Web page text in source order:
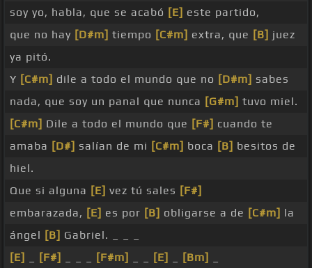
soy yo, habla, que se acabó [E] este partido,
que no hay [D#m] tiempo [C#m] extra, que [B] juez
ya pitó.
Y [C#m] dile a todo el mundo que no [D#m] sabes
nada, que soy un panal que nunca [G#m] tuvo miel.
[C#m] Dile a todo el mundo que [F#] cuando te
amaba [D#] salían de mi [C#m] boca [B] besitos de
hiel.
Que si alguna [E] vez tú sales [F#]
embarazada, [E] es por [B] obligarse a de [C#m] la
ángel [B] Gabriel. _ _ _
[E]
[F#] [F#m] [E] [Bm]